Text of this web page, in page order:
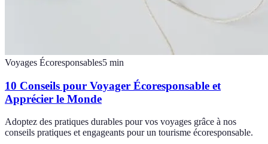
Voyages Écoresponsables5 min
10 Conseils pour Voyager Écoresponsable et
Apprécier le Monde
Adoptez des pratiques durables pour vos voyages grâce à nos
conseils pratiques et engageants pour un tourisme écoresponsable.